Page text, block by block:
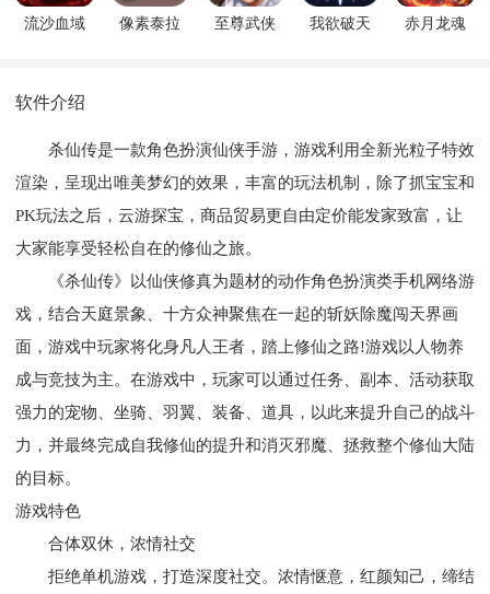
流沙血域 像素泰拉 至尊武侠 我欲破天 赤月龙魂
软件介绍
杀仙传是一款角色扮演仙侠手游，游戏利用全新光粒子特效
渲染，呈现出唯美梦幻的效果，丰富的玩法机制，除了抓宝宝和
PK玩法之后，云游探宝，商品贸易更自由定价能发家致富，让
大家能享受轻松自在的修仙之旅。
《杀仙传》以仙侠修真为题材的动作角色扮演类手机网络游
戏，结合天庭景象、十方众神聚焦在一起的斩妖除魔闯天界画
面，游戏中玩家将化身凡人王者，踏上修仙之路!游戏以人物养
成与竞技为主。在游戏中，玩家可以通过任务、副本、活动获取
强力的宠物、坐骑、羽翼、装备、道具，以此来提升自己的战斗
力，并最终完成自我修仙的提升和消灭邪魔、拯救整个修仙大陆
的目标。
游戏特色
合体双休，浓情社交
拒绝单机游戏，打造深度社交。浓情惬意，红颜知己，缔结